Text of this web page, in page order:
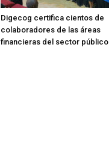
Digecog certifica cientos de
colaboradores de las áreas
financieras del sector público